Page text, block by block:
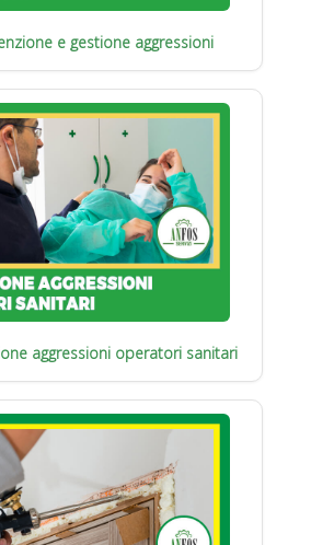
e gestione aggressioni
aggressioni operatori sanitari